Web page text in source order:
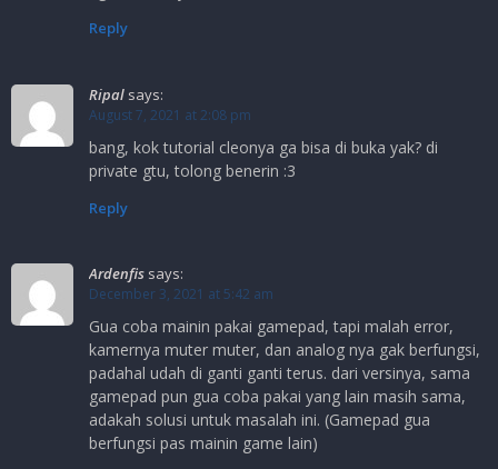
Reply
Ripal says:
August 7, 2021 at 2:08 pm
bang, kok tutorial cleonya ga bisa di buka yak? di
private gtu, tolong benerin :3
Reply
Ardenfis says:
December 3, 2021 at 5:42 am
Gua coba mainin pakai gamepad, tapi malah error,
kamernya muter muter, dan analog nya gak berfungsi,
padahal udah di ganti ganti terus. dari versinya, sama
gamepad pun gua coba pakai yang lain masih sama,
adakah solusi untuk masalah ini. (Gamepad gua
berfungsi pas mainin game lain)